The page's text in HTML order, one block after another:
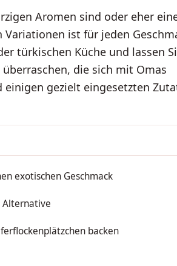
Aromen sind oder eher
Variationen ist für jeden
türkischen Küche und lassen
die sich mit Omas
einigen gezielt eingesetzten
exotischen Geschmack
Alternative
backen